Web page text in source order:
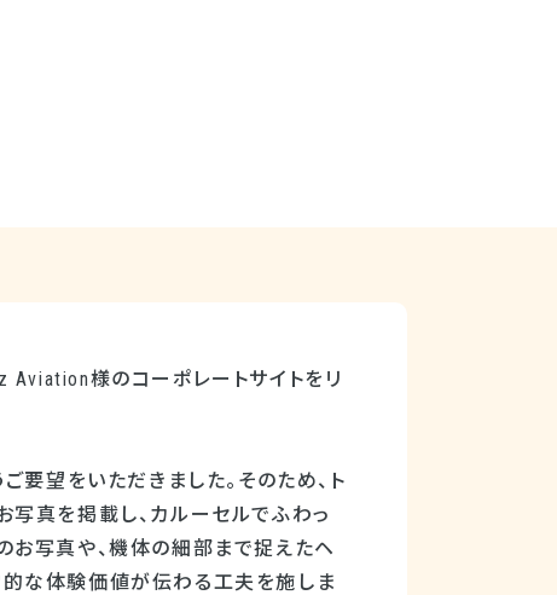
Aviation様のコーポレートサイトをリ
要望をいただきました。そのため、ト
写真を掲載し、カルーセルでふわっ
お写真や、機体の細部まで捉えたヘ
な体験価値が伝わる工夫を施しま